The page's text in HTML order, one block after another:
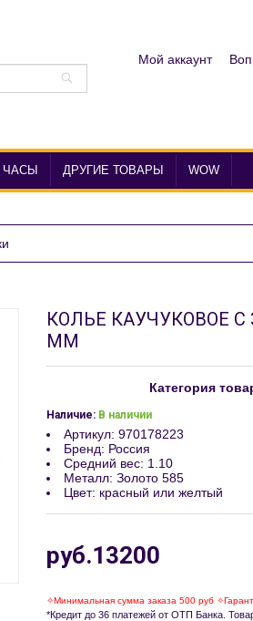
Мой аккаунт
ЧАСЫ ДРУГИЕ ТОВАРЫ WOW
КОЛЬЕ КАУЧУКОВОЕ С
ММ
Категория
Наличие: В наличии
Артикул: 970178223
Бренд: Россия
Средний вес: 1.10
Металл: Золото 585
Цвет: красный или желтый
руб.13200
✧Минимальная сумма заказа 500 руб
*Кредит до 36 платежей от ОТП Банка.